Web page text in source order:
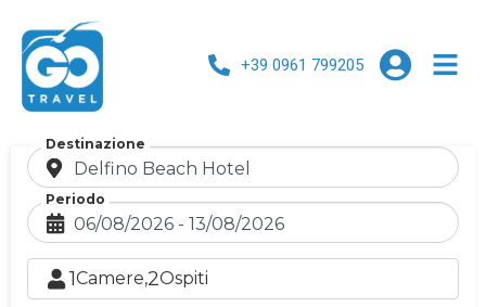
+39 0961 799205
Destinazione
Periodo
1Camere,2Ospiti